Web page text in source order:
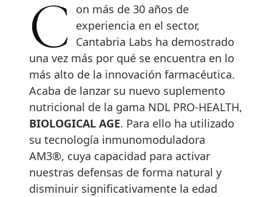
Con más de 30 años de
experiencia en el sector,
Cantabria Labs ha demostrado
una vez más por qué se encuentra en lo
más alto de la innovación farmacéutica.
Acaba de lanzar su nuevo suplemento
nutricional de la gama NDL PRO-HEALTH,
BIOLOGICAL AGE. Para ello ha utilizado
su tecnología inmunomoduladora
AM3®, cuya capacidad para activar
nuestras defensas de forma natural y
disminuir significativamente la edad